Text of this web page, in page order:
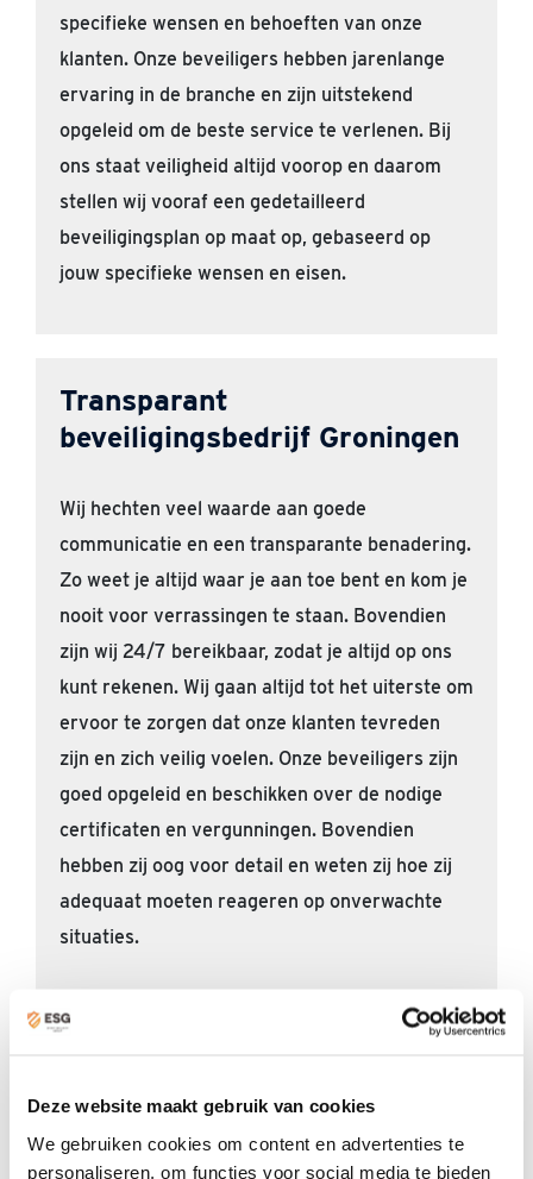
Deze website maakt gebruik van cookies
We gebruiken cookies om content en advertenties te
personaliseren, om functies voor social media te bieden
specifieke wensen en behoeften van onze
klanten. Onze beveiligers hebben jarenlange
ervaring in de branche en zijn uitstekend
opgeleid om de beste service te verlenen. Bij
ons staat veiligheid altijd voorop en daarom
stellen wij vooraf een gedetailleerd
beveiligingsplan op maat op, gebaseerd op
jouw specifieke wensen en eisen.
Transparant
beveiligingsbedrijf Groningen
Wij hechten veel waarde aan goede
communicatie en een transparante benadering.
Zo weet je altijd waar je aan toe bent en kom je
nooit voor verrassingen te staan. Bovendien
zijn wij 24/7 bereikbaar, zodat je altijd op ons
kunt rekenen. Wij gaan altijd tot het uiterste om
ervoor te zorgen dat onze klanten tevreden
zijn en zich veilig voelen. Onze beveiligers zijn
goed opgeleid en beschikken over de nodige
certificaten en vergunningen. Bovendien
hebben zij oog voor detail en weten zij hoe zij
adequaat moeten reageren op onverwachte
situaties.
Groningen
Zoek je naar een betrouwbare beveiligingspartner in